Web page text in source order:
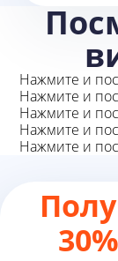
Нажмите и
Нажмите и
Нажмите и
Нажмите и
Нажмите и
30%